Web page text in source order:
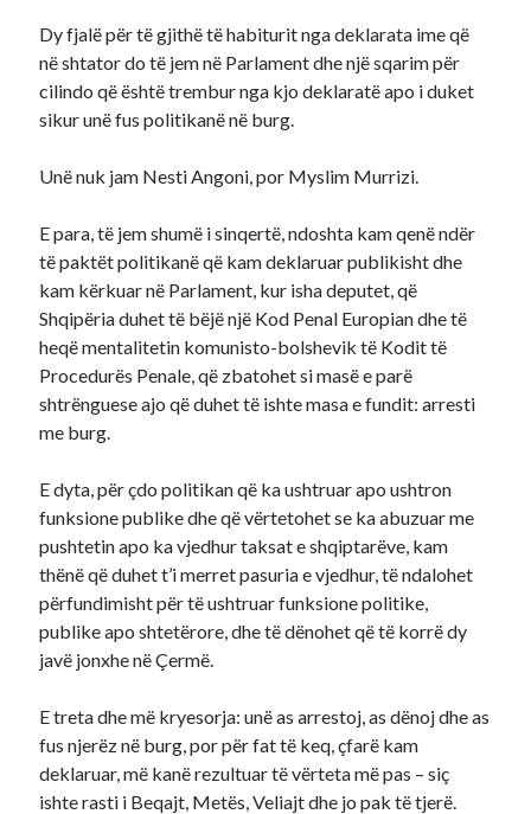
Dy fjalë për të gjithë të habiturit nga deklarata ime që
në shtator do të jem në Parlament dhe një sqarim për
cilindo që është trembur nga kjo deklaratë apo i duket
sikur unë fus politikanë në burg.
Unë nuk jam Nesti Angoni, por Myslim Murrizi.
E para, të jem shumë i sinqertë, ndoshta kam qenë ndër
të paktët politikanë që kam deklaruar publikisht dhe
kam kërkuar në Parlament, kur isha deputet, që
Shqipëria duhet të bëjë një Kod Penal Europian dhe të
heqë mentalitetin komunisto-bolshevik të Kodit të
Procedurës Penale, që zbatohet si masë e parë
shtrënguese ajo që duhet të ishte masa e fundit: arresti
me burg.
E dyta, për çdo politikan që ka ushtruar apo ushtron
funksione publike dhe që vërtetohet se ka abuzuar me
pushtetin apo ka vjedhur taksat e shqiptarëve, kam
thënë që duhet t’i merret pasuria e vjedhur, të ndalohet
përfundimisht për të ushtruar funksione politike,
publike apo shtetërore, dhe të dënohet që të korrë dy
javë jonxhe në Çermë.
E treta dhe më kryesorja: unë as arrestoj, as dënoj dhe as
fus njerëz në burg, por për fat të keq, çfarë kam
deklaruar, më kanë rezultuar të vërteta më pas – siç
ishte rasti i Beqajt, Metës, Veliajt dhe jo pak të tjerë.